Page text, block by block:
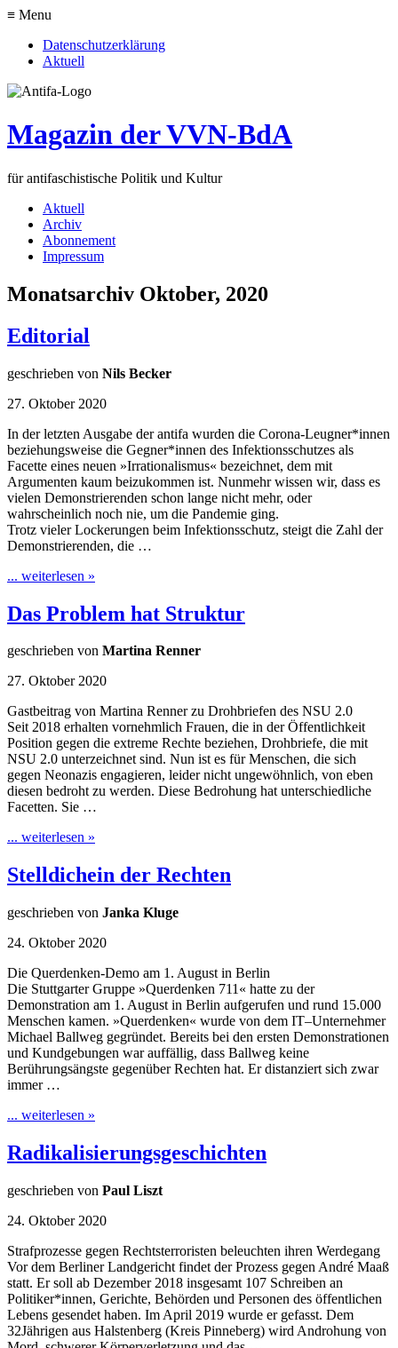
≡ Menu
Datenschutzerklärung
Aktuell
Magazin der VVN-BdA
für antifaschistische Politik und Kultur
Aktuell
Archiv
Abonnement
Impressum
Monatsarchiv Oktober, 2020
Editorial
geschrieben von Nils Becker
27. Oktober 2020
In der letzten Ausgabe der antifa wurden die Corona-Leugner*innen
beziehungsweise die Gegner*innen des Infektionsschutzes als
Facette eines neuen »Irrationalismus« bezeichnet, dem mit
Argumenten kaum beizukommen ist. Nunmehr wissen wir, dass es
vielen Demonstrierenden schon lange nicht mehr, oder
wahrscheinlich noch nie, um die Pandemie ging.
Trotz vieler Lockerungen beim Infektionsschutz, steigt die Zahl der
Demonstrierenden, die …
... weiterlesen »
Das Problem hat Struktur
geschrieben von Martina Renner
27. Oktober 2020
Gastbeitrag von Martina Renner zu Drohbriefen des NSU 2.0
Seit 2018 erhalten vornehmlich Frauen, die in der Öffentlichkeit
Position gegen die extreme Rechte beziehen, Drohbriefe, die mit
NSU 2.0 unterzeichnet sind. Nun ist es für Menschen, die sich
gegen Neonazis engagieren, leider nicht ungewöhnlich, von eben
diesen bedroht zu werden. Diese Bedrohung hat unterschiedliche
Facetten. Sie …
... weiterlesen »
Stelldichein der Rechten
geschrieben von Janka Kluge
24. Oktober 2020
Die Querdenken-Demo am 1. August in Berlin
Die Stuttgarter Gruppe »Querdenken 711« hatte zu der
Demonstration am 1. August in Berlin aufgerufen und rund 15.000
Menschen kamen. »Querdenken« wurde von dem IT–Unternehmer
Michael Ballweg gegründet. Bereits bei den ersten Demonstrationen
und Kundgebungen war auffällig, dass Ballweg keine
Berührungsängste gegenüber Rechten hat. Er distanziert sich zwar
immer …
... weiterlesen »
Radikalisierungsgeschichten
geschrieben von Paul Liszt
24. Oktober 2020
Strafprozesse gegen Rechtsterroristen beleuchten ihren Werdegang
Vor dem Berliner Landgericht findet der Prozess gegen André Maaß
statt. Er soll ab Dezember 2018 insgesamt 107 Schreiben an
Politiker*innen, Gerichte, Behörden und Personen des öffentlichen
Lebens gesendet haben. Im April 2019 wurde er gefasst. Dem
32Jährigen aus Halstenberg (Kreis Pinneberg) wird Androhung von